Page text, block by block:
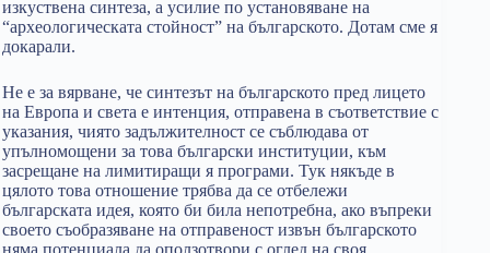
изкуствена синтеза, а усилие по установяване на
“археологическата стойност” на българското. Дотам сме я
докарали.
Не е за вярване, че синтезът на българското пред лицето
на Европа и света е интенция, отправена в съответствие с
указания, чиято задължителност се съблюдава от
упълномощени за това български институции, към
засрещане на лимитиращи я програми. Тук някъде в
цялото това отношение трябва да се отбележи
българската идея, която би била непотребна, ако въпреки
своето съобразяване на отправеност извън българското
няма потенциала да оползотвори с оглед на своя